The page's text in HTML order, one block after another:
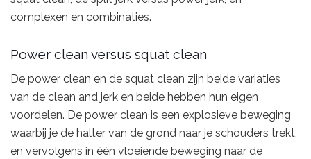
complexen en combinaties.
Power clean versus squat clean
De power clean en de squat clean zijn beide variaties
van de clean and jerk en beide hebben hun eigen
voordelen. De power clean is een explosieve beweging
waarbij je de halter van de grond naar je schouders trekt,
en vervolgens in één vloeiende beweging naar de